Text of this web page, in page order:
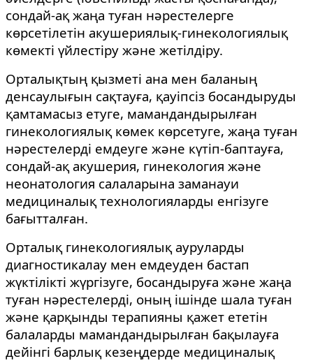
сондай-ақ жаңа туған нәрестелерге
көрсетілетін акушериялық-гинекологиялық
көмекті үйлестіру және жетілдіру.
Орталықтың қызметі ана мен баланың
денсаулығын сақтауға, қауіпсіз босандыруды
қамтамасыз етуге, мамандандырылған
гинекологиялық көмек көрсетуге, жаңа туған
нәрестелерді емдеуге және күтіп-баптауға,
сондай-ақ акушерия, гинекология және
неонатология салаларына заманауи
медициналық технологияларды енгізуге
бағытталған.
Орталық гинекологиялық ауруларды
диагностикалау мен емдеуден бастап
жүктілікті жүргізуге, босандыруға және жаңа
туған нәрестелерді, оның ішінде шала туған
және қарқынды терапияны қажет ететін
балаларды мамандандырылған бақылауға
дейінгі барлық кезеңдерде медициналық